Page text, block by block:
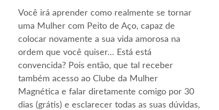
Você irá aprender como realmente se tornar
uma Mulher com Peito de Aço, capaz de
colocar novamente a sua vida amorosa na
ordem que você quiser… Está está
convencida? Pois então, que tal receber
também acesso ao Clube da Mulher
Magnética e falar diretamente comigo por 30
dias (grátis) e esclarecer todas as suas dúvidas,